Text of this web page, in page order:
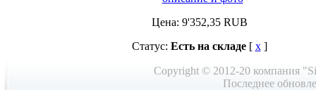
Цена: 9'352,35RUB
Статус: Есть на складе[ x]
Copyright © 2012-20 компания
Последнее